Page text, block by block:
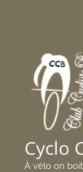
Cyclo
À vélo on